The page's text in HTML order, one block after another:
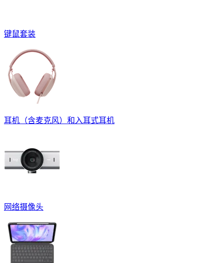
键鼠套装
耳机（含麦克风）和入耳式耳机
网络摄像头